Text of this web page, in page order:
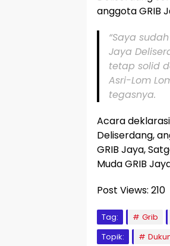
anggota GRIB
“Saya
Jaya
tetap solid
Asri-Lom
tegasnya.
Acara
Deliserdang,
GRIB Jaya,
Muda GRIB
Post Views: 210
Tag: Grib
Topik: